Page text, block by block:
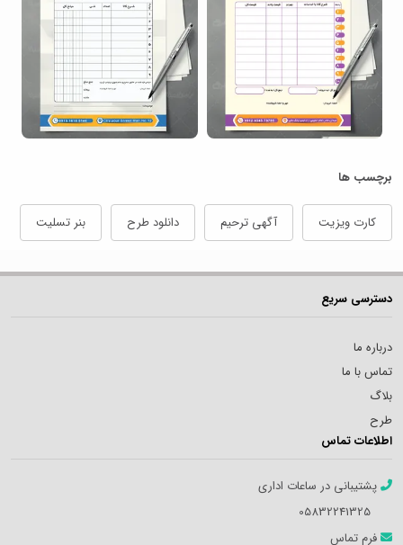
برچسب ها
کارت ویزیت آگهی ترحیم دانلود طرح بنر تسلیت
دسترسی سریع
درباره ما
تماس با ما
بلاگ
طرح
اطلاعات تماس
پشتیبانی در ساعات اداری
05832241325
فرم تماس